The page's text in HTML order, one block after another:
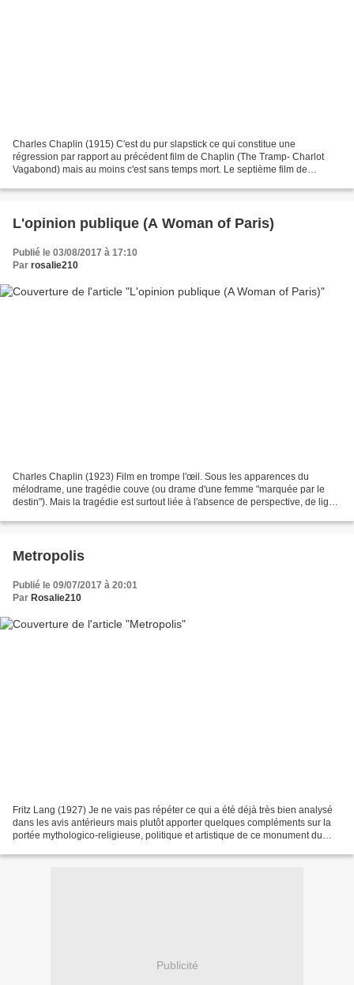
Charles Chaplin (1915) C'est du pur slapstick ce qui constitue une
régression par rapport au précédent film de Chaplin (The Tramp- Charlot
Vagabond) mais au moins c'est sans temps mort. Le septième film de
L'opinion publique (A Woman of Paris)
Publié le 03/08/2017 à 17:10
Par rosalie210
Charles Chaplin (1923) Film en trompe l'œil. Sous les apparences du
mélodrame, une tragédie couve (ou drame d'une femme "marquée par le
destin"). Mais la tragédie est surtout liée à l'absence de perspective, de ligne
Metropolis
Publié le 09/07/2017 à 20:01
Par Rosalie210
Fritz Lang (1927) Je ne vais pas répéter ce qui a été déjà très bien analysé
dans les avis antérieurs mais plutôt apporter quelques compléments sur la
portée mythologico-religieuse, politique et artistique de ce monument du
Publicité